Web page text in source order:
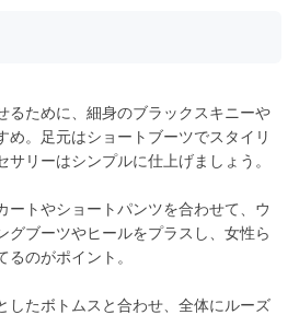
るために、細身のブラックスキニーや
め。足元はショートブーツでスタイリ
サリーはシンプルに仕上げましょう。
ートやショートパンツを合わせて、ウ
グブーツやヒールをプラスし、女性ら
るのがポイント。
したボトムスと合わせ、全体にルーズ